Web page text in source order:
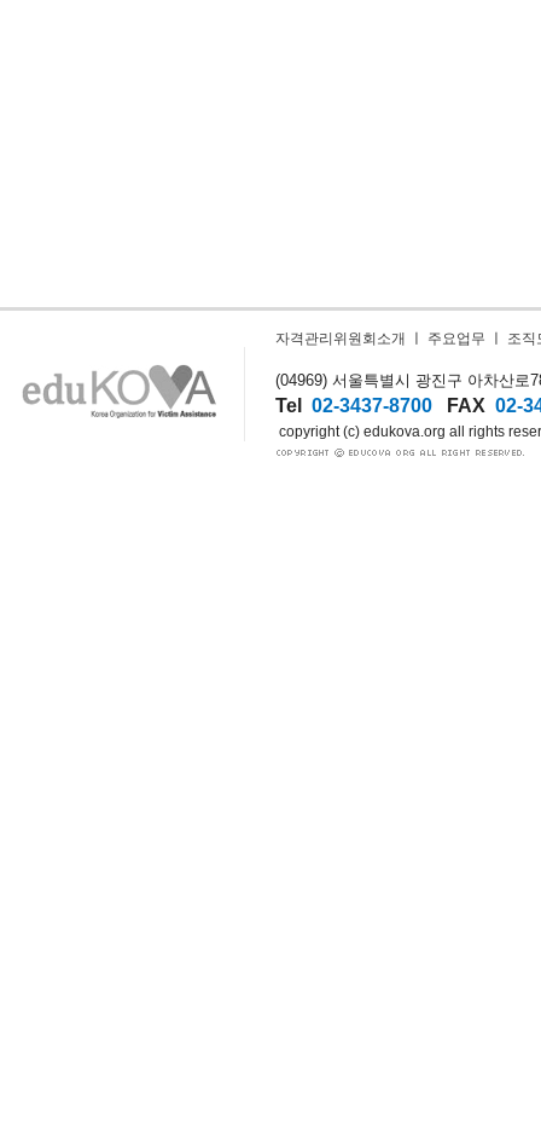
자격관리위원회소개 주요업무 조직
(04969) 서울특별시 광진구 아차산로
Tel 02-3437-8700 FAX 02-
copyright (c) edukova.org all rights